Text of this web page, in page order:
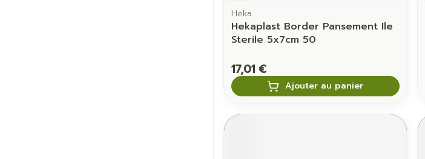
Heka
Hekaplast Border Pansement Ile
Sterile 5x7cm 50
17,01 €
Ajouter au panier